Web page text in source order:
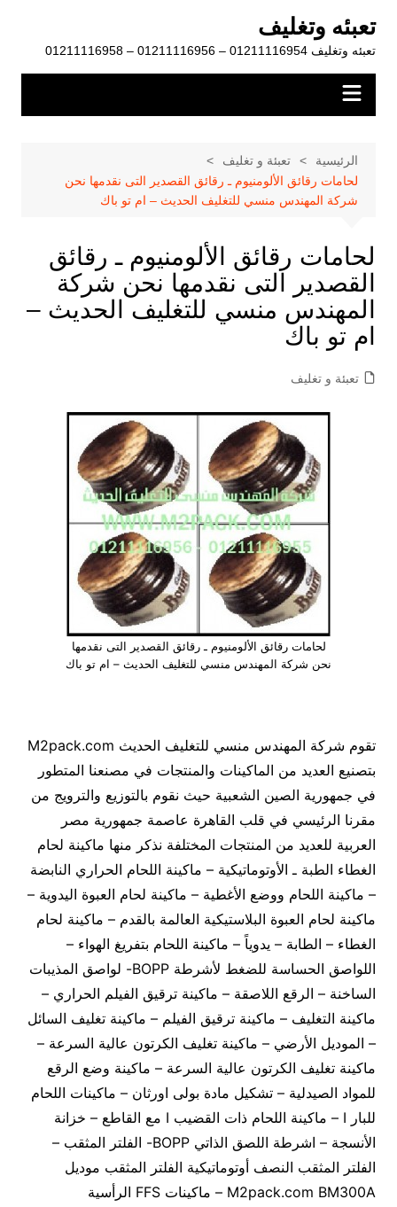
المحتوى
تعبئه وتغليف
تعبئه وتغليف 01211116954 – 01211116956 – 01211116958
الرئيسية
تعبئة و تغليف
لحامات رقائق الألومنيوم ـ رقائق القصدير التى نقدمها نحن
شركة المهندس منسي للتغليف الحديث – ام تو باك
لحامات رقائق الألومنيوم ـ رقائق
القصدير التى نقدمها نحن شركة
المهندس منسي للتغليف الحديث –
ام تو باك
تعبئة و تغليف
لحامات رقائق الألومنيوم ـ رقائق القصدير التى نقدمها
نحن شركة المهندس منسي للتغليف الحديث – ام تو باك
تقوم شركة المهندس منسي للتغليف الحديث M2pack.com
بتصنيع العديد من الماكينات والمنتجات في مصنعنا المتطور
في جمهورية الصين الشعبية حيث نقوم بالتوزيع والترويج من
مقرنا الرئيسي في قلب القاهرة عاصمة جمهورية مصر
العربية للعديد من المنتجات المختلفة نذكر منها ماكينة لحام
الغطاء الطبة ـ الأوتوماتيكية – ماكينة اللحام الحراري النابضة
– ماكينة اللحام ووضع الأغطية – ماكينة لحام العبوة اليدوية –
ماكينة لحام العبوة البلاستيكية العالمة بالقدم – ماكينة لحام
الغطاء – الطابة – يدوياً – ماكينة اللحام بتفريغ الهواء –
اللواصق الحساسة للضغط لأشرطة BOPP- لواصق المذيبات
الساخنة – الرقع اللاصقة – ماكينة ترقيق الفيلم الحراري –
ماكينة التغليف – ماكينة ترقيق الفيلم – ماكينة تغليف السائل
– الموديل الأرضي – ماكينة تغليف الكرتون عالية السرعة –
ماكينة تغليف الكرتون عالية السرعة – ماكينة وضع الرقع
للمواد الصيدلية – تشكيل مادة بولى اورثان – ماكينات اللحام
للبار I – ماكينة اللحام ذات القضيب I مع القاطع – خزانة
الأنسجة – اشرطة اللصق الذاتي BOPP- الفلتر المثقب –
الفلتر المثقب النصف أوتوماتيكية الفلتر المثقب موديل
M2pack.com BM300A – ماكينات FFS الرأسية